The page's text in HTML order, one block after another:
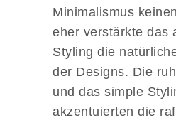
Minimalismus
eher verstärkte das
Styling die
der Designs. Die
und das simple
akzentuierten die